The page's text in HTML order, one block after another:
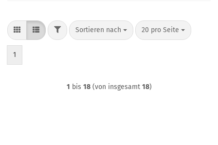
FILTERSortieren nach
Sortieren nach 20 pro Seite
pro Seite
1
1 bis 18(von insgesamt 18)